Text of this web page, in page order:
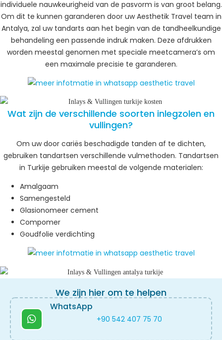
individuele nauwkeurigheid van de pasvorm is van groot belang.
Om dit te kunnen garanderen door uw Aesthetik Travel team in
Antalya, zal uw tandarts aan het begin van de tandheelkundige
behandeling een passende indruk maken. Deze afdrukken
worden meestal genomen met speciale meetcamera’s om
een maximale precisie te garanderen.
Wat zijn de verschillende soorten inlegzolen en
vullingen?
Om uw door cariës beschadigde tanden af te dichten,
gebruiken tandartsen verschillende vulmethoden. Tandartsen
in Turkije gebruiken meestal de volgende materialen:
Amalgaam
Samengesteld
Glasionomeer cement
Compomer
Goudfolie verdichting
We zijn hier om te helpen
WhatsApp
+90 542 407 75 70